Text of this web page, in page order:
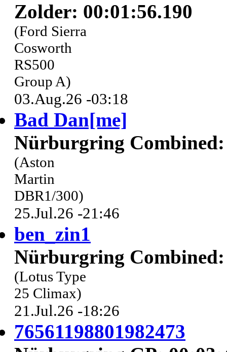
Zolder: 00:01:56.190
(Ford Sierra
Cosworth
RS500
Group A)
03.Aug.26 -03:18
Bad Dan[me]
Nürburgring Combined:
(Aston
Martin
DBR1/300)
25.Jul.26 -21:46
ben_zin1
Nürburgring Combined:
(Lotus Type
25 Climax)
21.Jul.26 -18:26
76561198801982473